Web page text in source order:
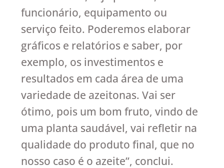
funcionário, equipamento ou
serviço feito. Poderemos elaborar
gráficos e relatórios e saber, por
exemplo, os investimentos e
resultados em cada área de uma
variedade de azeitonas. Vai ser
ótimo, pois um bom fruto, vindo de
uma planta saudável, vai refletir na
qualidade do produto final, que no
nosso caso é o azeite”, conclui.